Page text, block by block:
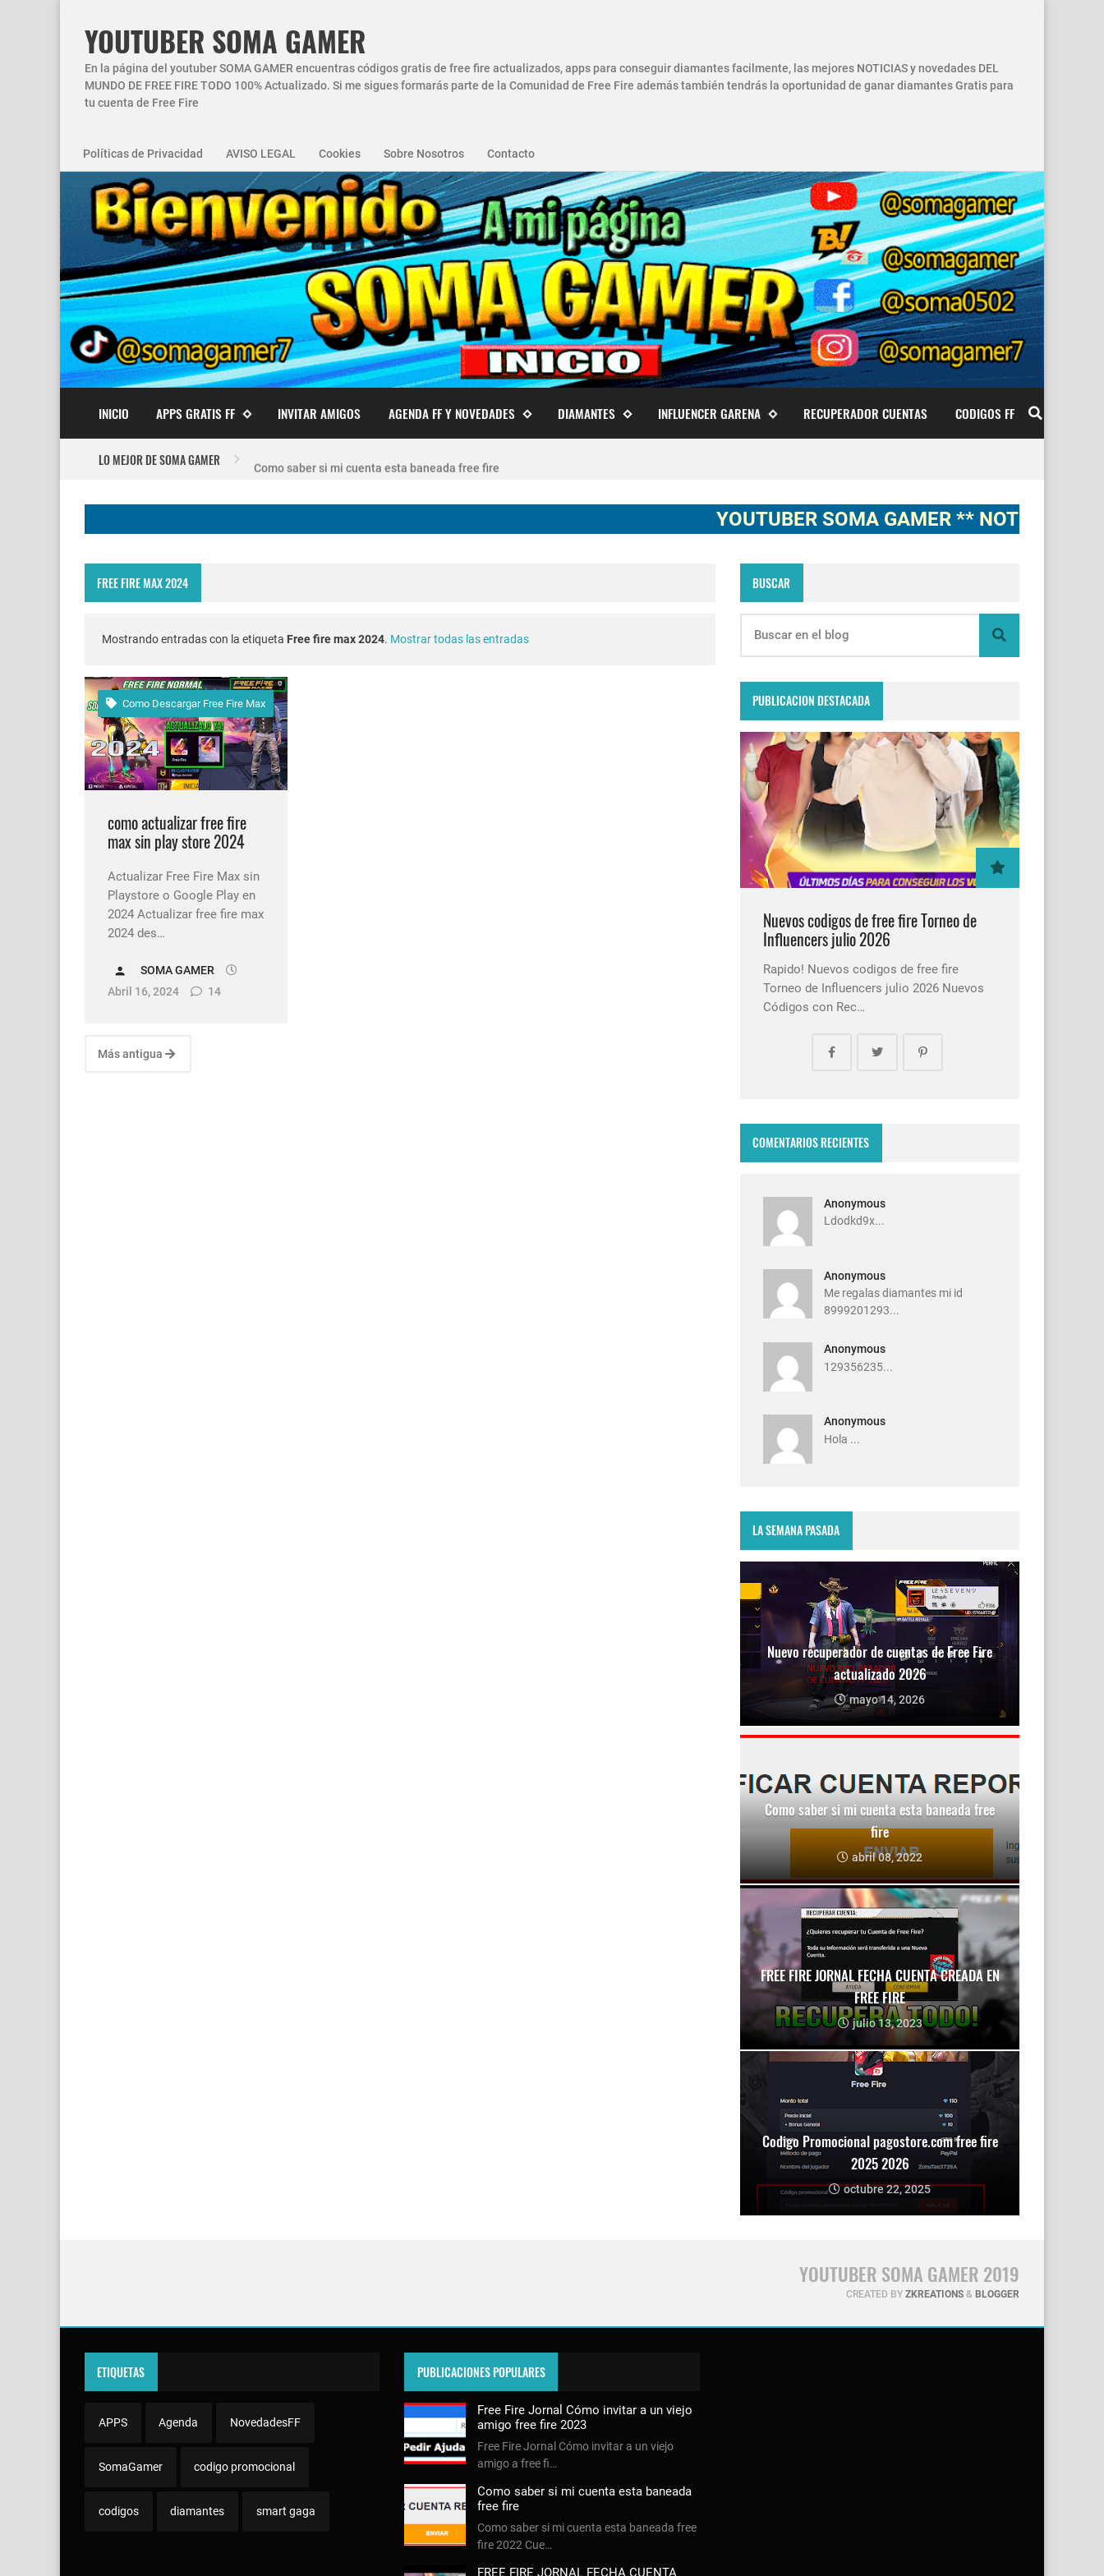
YOUTUBER SOMA GAMER
En la página del youtuber SOMA GAMER encuentras códigos gratis de free fire actualizados, apps para conseguir diamantes facilmente, las mejores NOTICIAS y novedades DEL
MUNDO DE FREE FIRE TODO 100% Actualizado. Si me sigues formarás parte de la Comunidad de Free Fire además también tendrás la oportunidad de ganar diamantes Gratis para
tu cuenta de Free Fire
Políticas de Privacidad AVISO LEGAL Cookies Sobre Nosotros Contacto
INICIO APPS GRATIS FF INVITAR AMIGOS AGENDA FF Y NOVEDADES DIAMANTES INFLUENCER GARENA RECUPERADOR CUENTAS CODIGOS FF
LO MEJOR DE SOMA GAMER
Nuevo recuperador de cuentas de Free Fire actualizado 2026
FREE FIRE jornal Marzo 2023 como invitar un viejo amigo
Cómo quitar la mascota en free fire 2026
Cómo reclamar los diamantes gratis del servidor avanzado por reportar errores
YOUTUBER SOMA GAMER ** NOTICIAS,
FREE FIRE MAX 2024
Mostrando entradas con la etiqueta Free fire max 2024. Mostrar todas las entradas
Como Descargar Free Fire Max
como actualizar free fire
max sin play store 2024
Actualizar Free Fire Max sin
Playstore o Google Play en
2024 Actualizar free fire max
2024 des…
SOMA GAMER
Abril 16, 2024
14
Más antigua
BUSCAR
PUBLICACION DESTACADA
Nuevos codigos de free fire Torneo de
Influencers julio 2026
Rapido! Nuevos codigos de free fire
Torneo de Influencers julio 2026 Nuevos
Códigos con Rec…
COMENTARIOS RECIENTES
Anonymous
Ldodkd9x...
Anonymous
Me regalas diamantes mi id
8999201293...
Anonymous
129356235...
Anonymous
Hola ...
LA SEMANA PASADA
Nuevo recuperador de cuentas de Free Fire
actualizado 2026
mayo 14, 2026
Como saber si mi cuenta esta baneada free
fire
abril 08, 2022
FREE FIRE JORNAL FECHA CUENTA CREADA EN
FREE FIRE
julio 13, 2023
Codigo Promocional pagostore.com free fire
2025 2026
octubre 22, 2025
YOUTUBER SOMA GAMER 2019
CREATED BY ZKREATIONS & BLOGGER
ETIQUETAS
APPS Agenda NovedadesFF
SomaGamer codigo promocional
codigos diamantes smart gaga
PUBLICACIONES POPULARES
Free Fire Jornal Cómo invitar a un viejo
amigo free fire 2023
Free Fire Jornal Cómo invitar a un viejo
amigo a free fi…
Como saber si mi cuenta esta baneada
free fire
Como saber si mi cuenta esta baneada free
fire 2022 Cue…
FREE FIRE JORNAL FECHA CUENTA